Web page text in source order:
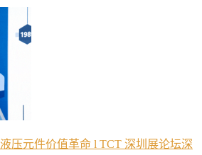
压元件价值革命 l TCT 深圳展论坛深